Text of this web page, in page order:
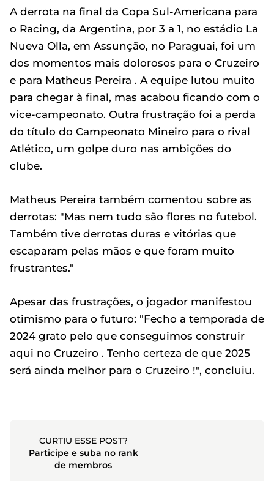
A derrota na final da Copa Sul-Americana para
o Racing, da Argentina, por 3 a 1, no estádio La
Nueva Olla, em Assunção, no Paraguai, foi um
dos momentos mais dolorosos para o Cruzeiro
e para Matheus Pereira . A equipe lutou muito
para chegar à final, mas acabou ficando com o
vice-campeonato. Outra frustração foi a perda
do título do Campeonato Mineiro para o rival
Atlético, um golpe duro nas ambições do
clube.
Matheus Pereira também comentou sobre as
derrotas: "Mas nem tudo são flores no futebol.
Também tive derrotas duras e vitórias que
escaparam pelas mãos e que foram muito
frustrantes."
Apesar das frustrações, o jogador manifestou
otimismo para o futuro: "Fecho a temporada de
2024 grato pelo que conseguimos construir
aqui no Cruzeiro . Tenho certeza de que 2025
será ainda melhor para o Cruzeiro !", concluiu.
CURTIU ESSE POST?
Participe e suba no rank
de membros